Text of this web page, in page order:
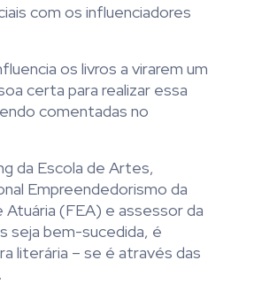
com os influenciadores
os livros a virarem um
certa para realizar essa
comentadas no
da Escola de Artes,
Empreendedorismo da
Atuária (FEA) e assessor da
seja bem-sucedida, é
literária – se é através das